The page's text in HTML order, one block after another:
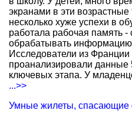
экранами в эти возрастные
несколько хуже успехи в
работала рабочая память -
обрабатывать информацию
Исследователи из
проанализировали данные
ключевых этапа. У
...>>
Умные жилеты, спасающие